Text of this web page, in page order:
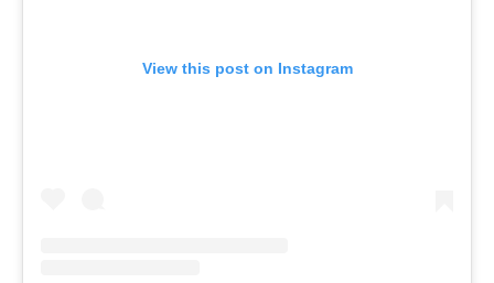
View this post on Instagram